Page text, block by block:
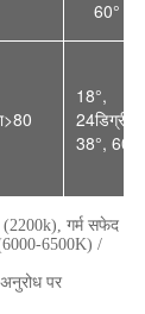
60°
18°,
24डिग्री,
38°, 60°
गर्म सफेद
6500K) /
पर